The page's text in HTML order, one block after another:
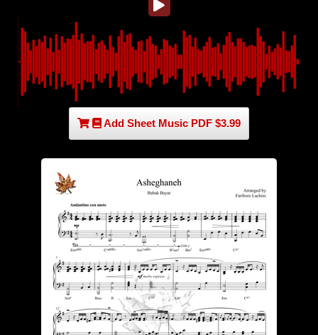
Add Sheet Music PDF $3.99